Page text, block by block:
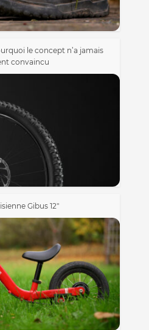
le concept n’a jamais
convaincu
Gibus 12″